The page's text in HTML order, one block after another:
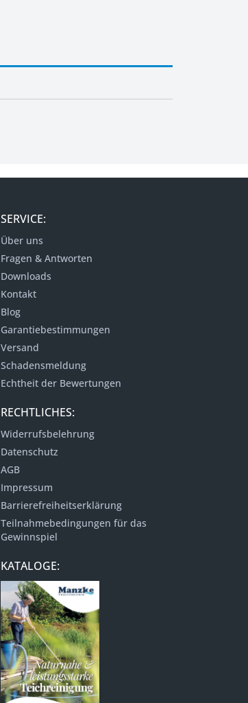
SERVICE:
Über uns
Fragen & Antworten
Downloads
Kontakt
Blog
Garantiebestimmungen
Versand
Schadensmeldung
Echtheit der Bewertungen
RECHTLICHES:
Widerrufsbelehrung
Datenschutz
AGB
Impressum
Barrierefreiheitserklärung
Teilnahmebedingungen für das
Gewinnspiel
KATALOGE: